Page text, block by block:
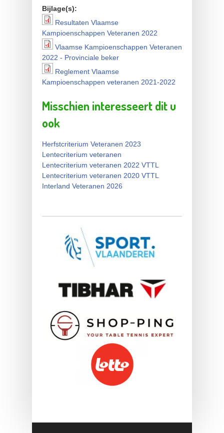
Bijlage(s):
Resultaten Vlaamse
Kampioenschappen
Veteranen 2022
Resultaten Vlaamse
Kampioenschappen Veteranen 2022
Vlaamse
Kampioenschappen
Veteranen 2022 -
Provinciale beker
Vlaamse Kampioenschappen Veteranen
2022 - Provinciale beker
Reglement Vlaamse
veteranen 2021-2022
Reglement Vlaamse
Kampioenschappen veteranen 2021-2022
Misschien interesseert dit u
ook
Herfstcriterium Veteranen 2023
Lentecriterium veteranen
Lentecriterium veteranen 2022 VTTL
Lentecriterium veteranen 2020 VTTL
Interland Veteranen 2026